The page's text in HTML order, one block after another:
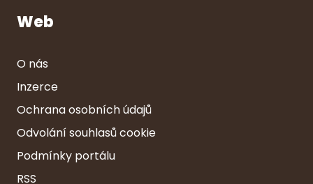
Web
O nás
Inzerce
Ochrana osobních údajů
Odvolání souhlasů cookie
Podmínky portálu
RSS